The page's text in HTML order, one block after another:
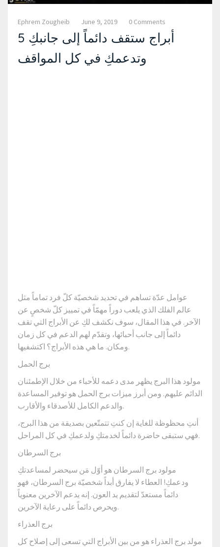
Ephrem Zougheib June 9, 2019 0 Comments
5 أبراج ستقف دائماً إلى جانبكِ
وتدعمكِ في كل المواقف
عوامل عدّة تساهم في تحديد شخصيّة كلّ فرد تماماً مثل
عالم الفلك الذي يلعب دوراً مهمّاً في تمييز كلّ شخصٍ عن
الآخر. في هذا المقال، سوف نكشف لكِ عن الأبراج التي تقف
دائماً إلى جانب أحبائها، وتقدّم لهم الدعم في كل زمان
ومكان. ما هي هذه الأبراج؟ اكتشفيها.
برج الحمل
مولود هذا البرج يظهر مدى دعمه للأحباء من خلال الإطمئنان
الدائم عليهم. ومن أبرز ميزات برج الحمل هو توفير المساعدة
والدعم الكامل للأصدقاء والأقارب.
أنتِ محظوظة للغاية إن كنتِ تتمتّعين بصديقة من هذا البرج،
فهي ستبقى حاضرة دائماً لخدمتكِ ولدعمكِ في كل المراحل.
برج السرطان
مولود برج السرطان هو أوّل مَن سيحضر لمساعدتكِ
ودعمكِ! العطاء لا يفارق أبداً شخصيّة برج السرطان، فهو
دائماً مستعدّ لتقديم يد العون. إنه يدعم الآخرين معنوياً
ويحرص دائماً على رعاية الآخرين.
برج العذراء
مولد برج العذراء هو من بين الأبراج التي تسعى إلى إصلاح كل